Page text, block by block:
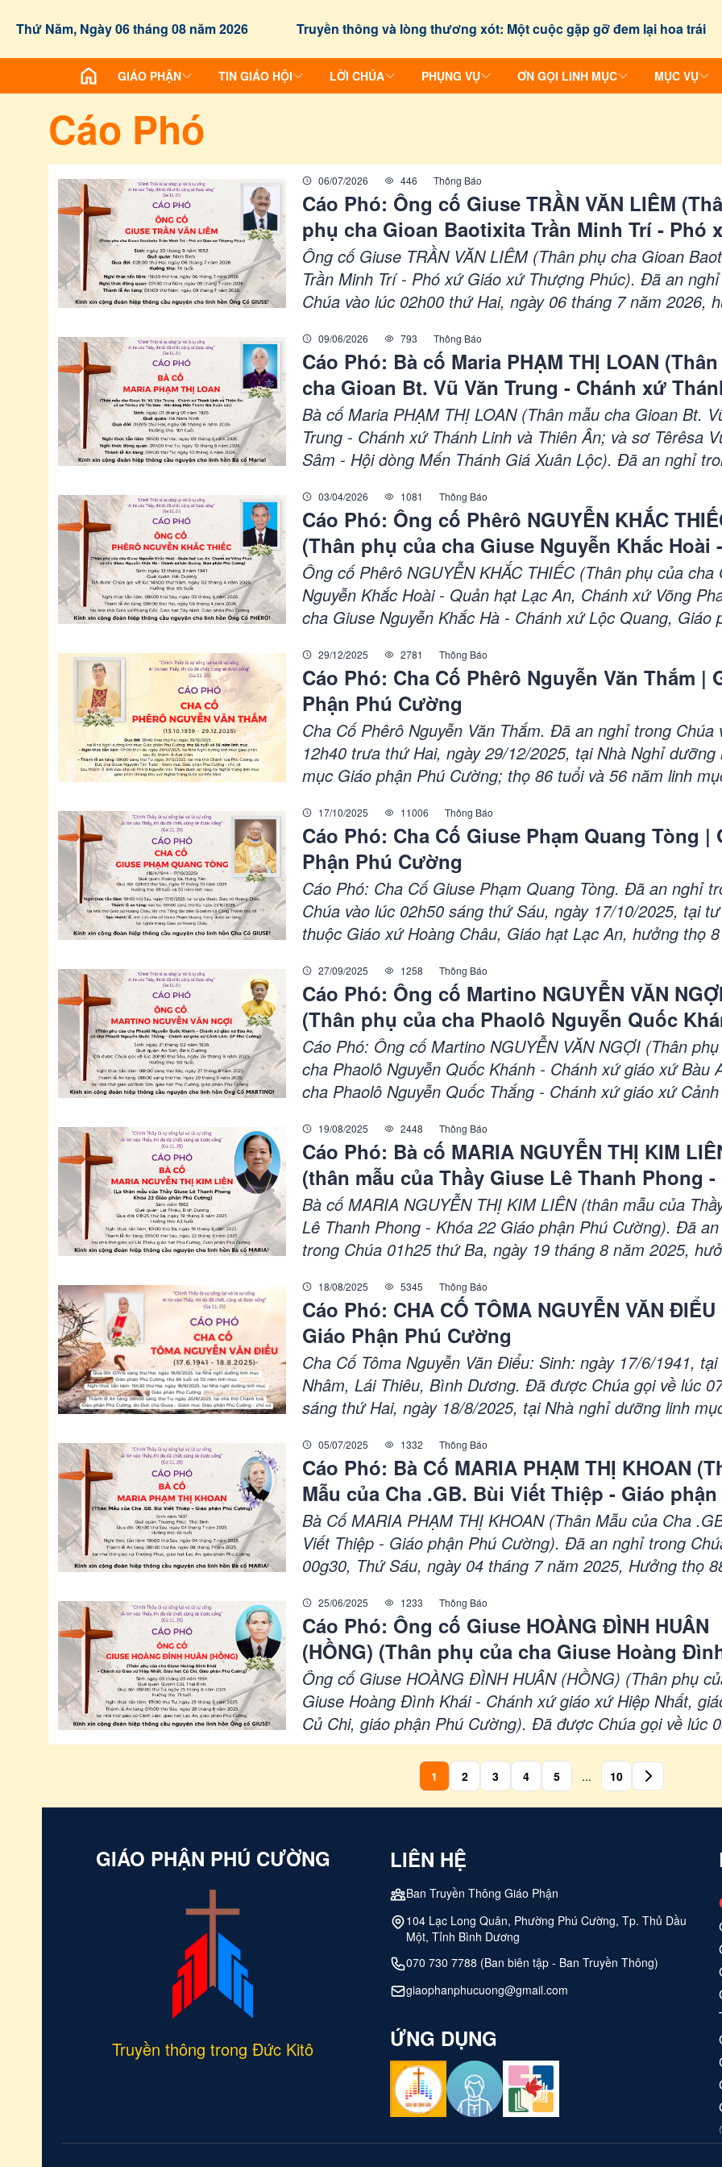
Thứ Năm, Ngày 06 tháng 08 năm 2026 Truyền thông và lòng thương xót: Một cuộc gặp gỡ đem lại hoa trái
GIÁO PHẬN TIN GIÁO HỘI LỜI CHÚA PHỤNG VỤ ƠN GỌI LINH MỤC MỤC VỤ
Cáo Phó
06/07/2026 446 Thông Báo
Cáo Phó: Ông cố Giuse TRẦN VĂN LIÊM
phụ cha Gioan Baotixita Trần Minh Trí - Phó
Giáo xứ Thượng Phúc)
Ông cố Giuse TRẦN VĂN LIÊM (Thân phụ cha Gioan
Trần Minh Trí - Phó xứ Giáo xứ Thượng Phúc). Đã an
Chúa vào lúc 02h00 thứ Hai, ngày 06 tháng 7 năm 2026,
năm 2026, tại nhà thờ Giáo xứ Lái Thiêu, Giáo hạt Phú
Giáo phận Phú Cường.
09/06/2026 793 Thông Báo
Cáo Phó: Bà cố Maria PHẠM THỊ LOAN
cha Gioan Bt. Vũ Văn Trung - Chánh xứ
Linh và Thiên Ân; và sơ Têrêsa Vũ Thị Sâm -
dòng Mến Thánh Giá Xuân Lộc)
Bà cố Maria PHẠM THỊ LOAN (Thân mẫu cha Gioan Bt.
Trung - Chánh xứ Thánh Linh và Thiên Ân; và sơ Têrêsa
Sâm - Hội dòng Mến Thánh Giá Xuân Lộc). Đã an nghỉ
thọ: 101 tuổi, Thánh lễ An táng: 09h30 thứ Tư, ngày 10
năm 2026, tại nhà thờ Giáo xứ Xuân Phú, Giáo hạt Túc
Giáo phận Xuân Lộc.
03/04/2026 1081 Thông Báo
Cáo Phó: Ông cố Phêrô NGUYỄN KHẮC
(Thân phụ của cha Giuse Nguyễn Khắc Hoài -
Quản hạt Lạc An, Chánh xứ Võng Phan; và
Giuse Nguyễn Khắc Hà - Chánh xứ Lộc
Giáo phận Phú Cường)
Ông cố Phêrô NGUYỄN KHẮC THIẾC (Thân phụ của cha
Nguyễn Khắc Hoài - Quản hạt Lạc An, Chánh xứ Võng
cha Giuse Nguyễn Khắc Hà - Chánh xứ Lộc Quang, Giáo
ngày 02 tháng 4 năm 2026, hưởng thọ: 85 tuổi, Thánh lễ
09h00 thứ Hai, ngày 06 tháng 4 năm 2026, tại nhà thờ
Phong Cốc, Giáo hạt Tây Ninh, Giáo phận Phú Cường.
29/12/2025 2781 Thông Báo
Cáo Phó: Cha Cố Phêrô Nguyễn Văn Thắm |
Phận Phú Cường
Cha Cố Phêrô Nguyễn Văn Thắm. Đã an nghỉ trong Chúa
12h40 trưa thứ Hai, ngày 29/12/2025, tại Nhà Nghỉ dưỡng
mục Giáo phận Phú Cường; thọ 86 tuổi và 56 năm linh
thờ Chánh tòa Phú Cường; do Đức cha Giuse Nguyễn Tấn
Giám mục Giáo phận Phú Cường - chủ tế.
17/10/2025 11006 Thông Báo
Cáo Phó: Cha Cố Giuse Phạm Quang Tòng |
Phận Phú Cường
Cáo Phó: Cha Cố Giuse Phạm Quang Tòng. Đã an nghỉ
Chúa vào lúc 02h50 sáng thứ Sáu, ngày 17/10/2025, tại
thuộc Giáo xứ Hoàng Châu, Giáo hạt Lạc An, hưởng thọ
ngày 21/10/2025, tại nhà thờ Giáo xứ Hoàng Châu; do cha
đại diện Gioakim Lê Công Thành chủ tế.
27/09/2025 1258 Thông Báo
Cáo Phó: Ông cố Martino NGUYỄN VĂN NGỢI
(Thân phụ của cha Phaolô Nguyễn Quốc
Chánh xứ giáo xứ Bàu Ao và cha Phaolô
Quốc Thắng - Chánh xứ giáo xứ Cảnh Lâm,
Phú Cường)
Cáo Phó: Ông cố Martino NGUYỄN VĂN NGỢI (Thân
cha Phaolô Nguyễn Quốc Khánh - Chánh xứ giáo xứ Bàu
cha Phaolô Nguyễn Quốc Thắng - Chánh xứ giáo xứ
ngày 26 tháng 9 năm 2025, hưởng thọ: 90 tuổi, Thánh lễ
08h00 sáng thứ Hai, ngày 29 tháng 9 năm 2025, tại nhà
xứ Bình Sơn, giáo hạt Phú Cường, giáo phận Phú Cường.
19/08/2025 2448 Thông Báo
Cáo Phó: Bà cố MARIA NGUYỄN THỊ KIM
(thân mẫu của Thầy Giuse Lê Thanh Phong -
22 Giáo phận Phú Cường)
Bà cố MARIA NGUYỄN THỊ KIM LIÊN (thân mẫu của
Lê Thanh Phong - Khóa 22 Giáo phận Phú Cường). Đã
trong Chúa 01h25 thứ Ba, ngày 19 tháng 8 năm 2025,
2025, tại nhà thờ giáo xứ Lái Thiêu, giáo hạt Phú Cường,
phận Phú Cường.
18/08/2025 5345 Thông Báo
Cáo Phó: CHA CỐ TÔMA NGUYỄN VĂN ĐIỂU
Giáo Phận Phú Cường
Cha Cố Tôma Nguyễn Văn Điểu: Sinh: ngày 17/6/1941,
Nhâm, Lái Thiêu, Bình Dương. Đã được Chúa gọi về lúc
sáng thứ Hai, ngày 18/8/2025, tại Nhà nghỉ dưỡng linh
05/07/2025 1332 Thông Báo
Cáo Phó: Bà Cố MARIA PHẠM THỊ KHOAN
Mẫu của Cha .GB. Bùi Viết Thiệp - Giáo
Cường)
Bà Cố MARIA PHẠM THỊ KHOAN (Thân Mẫu của Cha
Viết Thiệp - Giáo phận Phú Cường). Đã an nghỉ trong
00g30, Thứ Sáu, ngày 04 tháng 7 năm 2025, Hưởng thọ
Lạc An, GP. Phú Cường.
25/06/2025 1233 Thông Báo
Cáo Phó: Ông cố Giuse HOÀNG ĐÌNH HUÂN
(HỒNG) (Thân phụ của cha Giuse Hoàng
- Chánh xứ giáo xứ Hiệp Nhất, giáo hạt Củ
giáo phận Phú Cường)
Ông cố Giuse HOÀNG ĐÌNH HUÂN (HỒNG) (Thân phụ
Giuse Hoàng Đình Khái - Chánh xứ giáo xứ Hiệp Nhất,
Củ Chi, giáo phận Phú Cường). Đã được Chúa gọi về lúc
thứ Tư, ngày 25 tháng 6 năm 2025, tại tư gia, Hưởng thọ:
thánh lễ An táng: 07h00 thứ Bảy, ngày 28 tháng 6 năm
nhà thờ giáo xứ Cảnh Lâm, giáo hạt Lạc An, giáo phận Phú
Cường.
1 2 3 4 5 ... 10
GIÁO PHẬN PHÚ CƯỜNG
Truyền thông trong Đức Kitô
LIÊN HỆ
Ban Truyền Thông Giáo Phận
104 Lạc Long Quân, Phường Phú Cường, Tp. Thủ Dầu
Một, Tỉnh Bình Dương
070 730 7788 (Ban biên tập - Ban Truyền Thông)
giaophanphucuong@gmail.com
ỨNG DỤNG